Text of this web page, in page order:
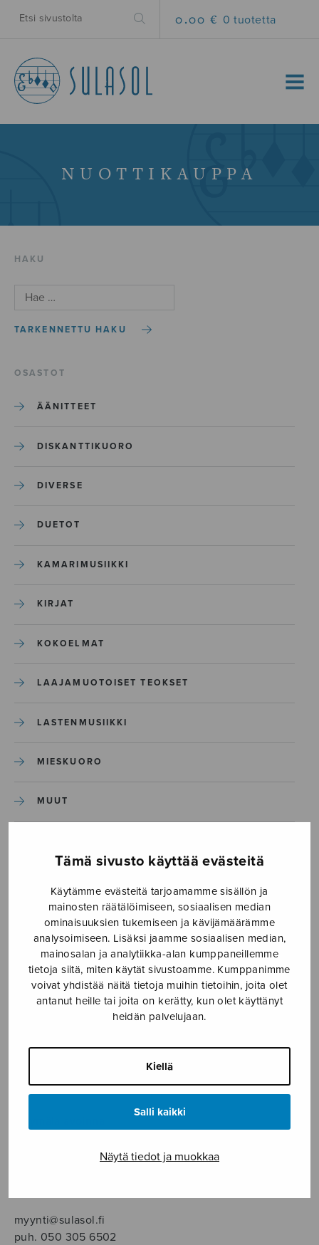
Tämä sivusto käyttää evästeitä
Käytämme evästeitä tarjoamamme sisällön ja
mainosten räätälöimiseen, sosiaalisen median
ominaisuuksien tukemiseen ja kävijämäärämme
analysoimiseen. Lisäksi jaamme sosiaalisen median,
mainosalan ja analytiikka-alan kumppaneillemme
tietoja siitä, miten käytät sivustoamme. Kumppanimme
voivat yhdistää näitä tietoja muihin tietoihin, joita olet
antanut heille tai joita on kerätty, kun olet käyttänyt
heidän palvelujaan.
Kiellä
Salli kaikki
Näytä tiedot ja muokkaa
0.00 € 0 tuotetta
MENU
NUOTTIKAUPPA
HAKU
TARKENNETTU HAKU
OSASTOT
ÄÄNITTEET
DISKANTTIKUORO
DIVERSE
DUETOT
KAMARIMUSIIKKI
KIRJAT
KOKOELMAT
LAAJAMUOTOISET TEOKSET
LASTENMUSIIKKI
MIESKUORO
MUUT
SOITINKOULUT JA OPPAAT
SOITINMUSIIKKI
YKSINLAULU
Sulasol nuottikauppa
myynti@sulasol.fi
puh. 050 305 6502